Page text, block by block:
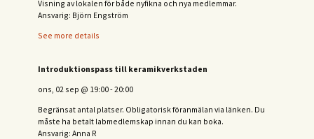
Visning av lokalen för både nyfikna och nya medlemmar.
Ansvarig: Björn Engström
See more details
Introduktionspass till keramikverkstaden
ons, 02 sep @ 19:00-20:00
Begränsat antal platser. Obligatorisk föranmälan via länken. Du
måste ha betalt labmedlemskap innan du kan boka.
Ansvarig: Anna R